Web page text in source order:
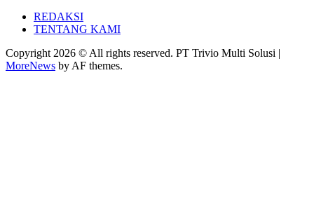
REDAKSI
TENTANG KAMI
Copyright 2026 © All rights reserved. PT Trivio Multi Solusi |
MoreNews by AF themes.